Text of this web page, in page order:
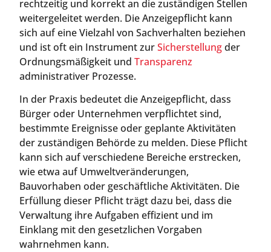
rechtzeitig und korrekt an die zuständigen Stellen
weitergeleitet werden. Die Anzeigepflicht kann
sich auf eine Vielzahl von Sachverhalten beziehen
und ist oft ein Instrument zurSicherstellungder
Ordnungsmäßigkeit und Transparenz
administrativer Prozesse.
In der Praxis bedeutet die Anzeigepflicht, dass
Bürger oder Unternehmen verpflichtet sind,
bestimmte Ereignisse oder geplante Aktivitäten
der zuständigen Behörde zu melden. Diese Pflicht
kann sich auf verschiedene Bereiche erstrecken,
wie etwa auf Umweltveränderungen,
Bauvorhaben oder geschäftliche Aktivitäten. Die
Erfüllung dieser Pflicht trägt dazu bei, dass die
Verwaltung ihre Aufgaben effizient und im
Einklang mit den gesetzlichen Vorgaben
wahrnehmen kann.